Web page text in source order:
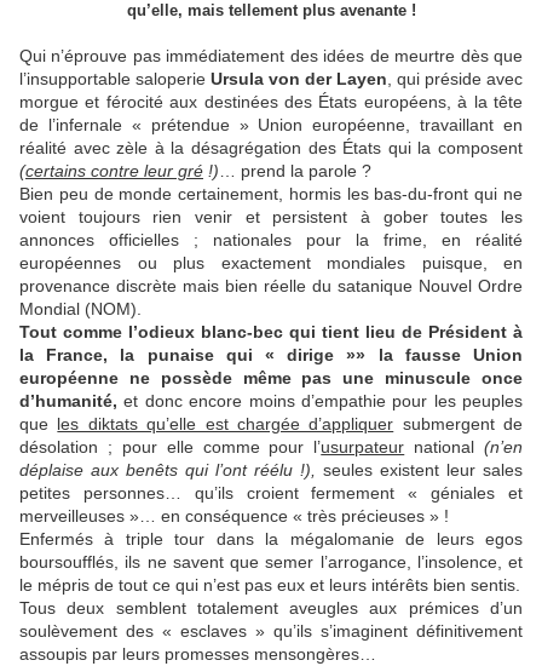
qu’elle, mais tellement plus avenante !
Qui n’éprouve pas immédiatement des idées de meurtre dès que
l’insupportable saloperie Ursula von der Layen , qui préside avec
morgue et férocité aux destinées des États européens, à la tête
de l’infernale « prétendue » Union européenne, travaillant en
réalité avec zèle à la désagrégation des États qui la composent
(certains contre leur gré !) … prend la parole ?
Bien peu de monde certainement, hormis les bas-du-front qui ne
voient toujours rien venir et persistent à gober toutes les
annonces officielles ; nationales pour la frime, en réalité
européennes ou plus exactement mondiales puisque, en
provenance discrète mais bien réelle du satanique Nouvel Ordre
Mondial (NOM).
Tout comme l’odieux blanc-bec qui tient lieu de Président à
la France, la punaise qui « dirige »» la fausse Union
européenne ne possède même pas une minuscule once
d’humanité, et donc encore moins d’empathie pour les peuples
que les diktats qu’elle est chargée d’appliquer submergent de
désolation ; pour elle comme pour l’usurpateur national (n’en
déplaise aux benêts qui l’ont réélu !), seules existent leur sales
petites personnes… qu’ils croient fermement « géniales et
merveilleuses »… en conséquence « très précieuses » !
Enfermés à triple tour dans la mégalomanie de leurs egos
boursoufflés, ils ne savent que semer l’arrogance, l’insolence, et
le mépris de tout ce qui n’est pas eux et leurs intérêts bien sentis.
Tous deux semblent totalement aveugles aux prémices d’un
soulèvement des « esclaves » qu’ils s’imaginent définitivement
assoupis par leurs promesses mensongères…